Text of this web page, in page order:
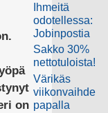
on
Ihmeitä
odotellessa:
Jobinpostia
Sakko 30%
nettotuloista!
Värikäs
viikonvaihde
papalla